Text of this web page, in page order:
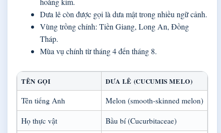
Dưa lê còn được gọi là dưa mật trong nhiều ngữ cảnh.
Vùng trồng chính: Tiền Giang, Long An, Đồng
Tháp.
Mùa vụ chính từ tháng 4 đến tháng 8.
TÊN GỌI DƯA LÊ (CUCUMIS MELO)
Tên tiếng Anh Melon (smooth-skinned melon)
Họ thực vật Bầu bí (Cucurbitaceae)